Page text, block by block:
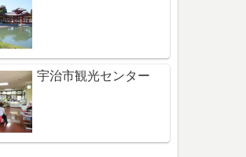
宇治市観光センター